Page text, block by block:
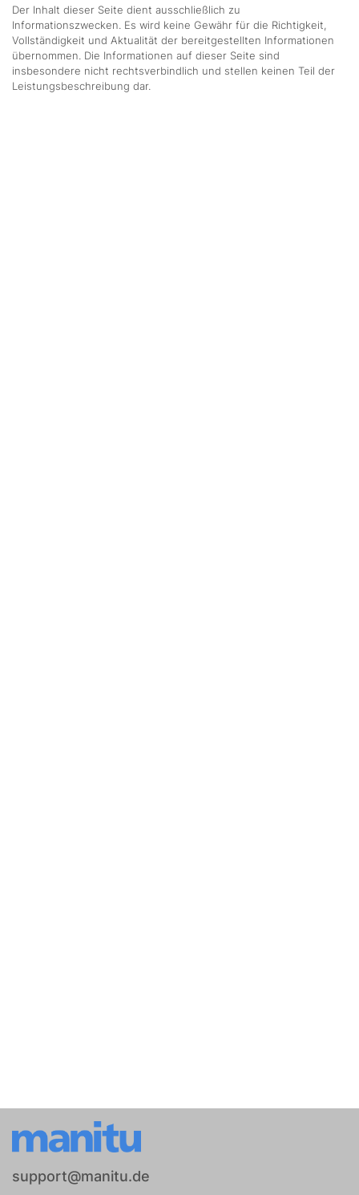
Der Inhalt dieser Seite dient ausschließlich zu
Informationszwecken. Es wird keine Gewähr für die Richtigkeit,
Vollständigkeit und Aktualität der bereitgestellten Informationen
übernommen. Die Informationen auf dieser Seite sind
insbesondere nicht rechtsverbindlich und stellen keinen Teil der
Leistungsbeschreibung dar.
support@manitu.de